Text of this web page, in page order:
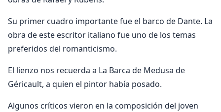
Su primer cuadro importante fue el barco de Dante. La
obra de este escritor italiano fue uno de los temas
preferidos del romanticismo.
El lienzo nos recuerda a La Barca de Medusa de
Géricault, a quien el pintor había posado.
Algunos críticos vieron en la composición del joven